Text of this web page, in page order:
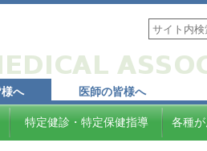
へ 医師の皆様へ
特定健診・特定保健指導 各種